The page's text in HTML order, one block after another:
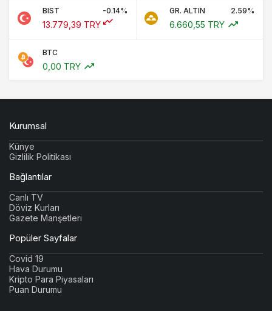
BIST -0.14%
13.779,39 TRY
GR. ALTIN 2.59%
6.660,55 TRY
BTC
0,00 TRY
Kurumsal
Künye
Gizlilik Politikası
Bağlantılar
Canlı TV
Döviz Kurları
Gazete Manşetleri
Popüler Sayfalar
Covid 19
Hava Durumu
Kripto Para Piyasaları
Puan Durumu